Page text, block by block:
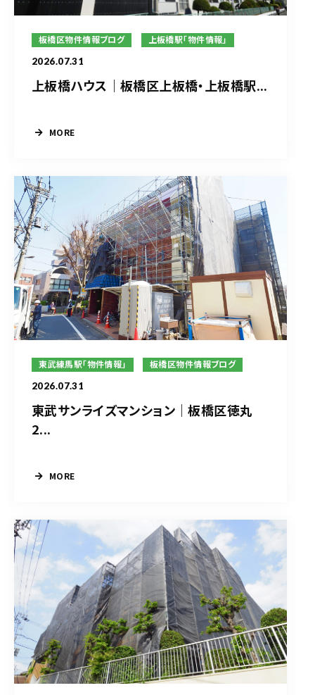
板橋区物件情報ブログ 上板橋駅「物件情報」
2026.07.31
上板橋ハウス｜板橋区上板橋・上板橋駅...
MORE
東武練馬駅「物件情報」 板橋区物件情報ブログ
2026.07.31
東武サンライズマンション｜板橋区徳丸
2...
MORE